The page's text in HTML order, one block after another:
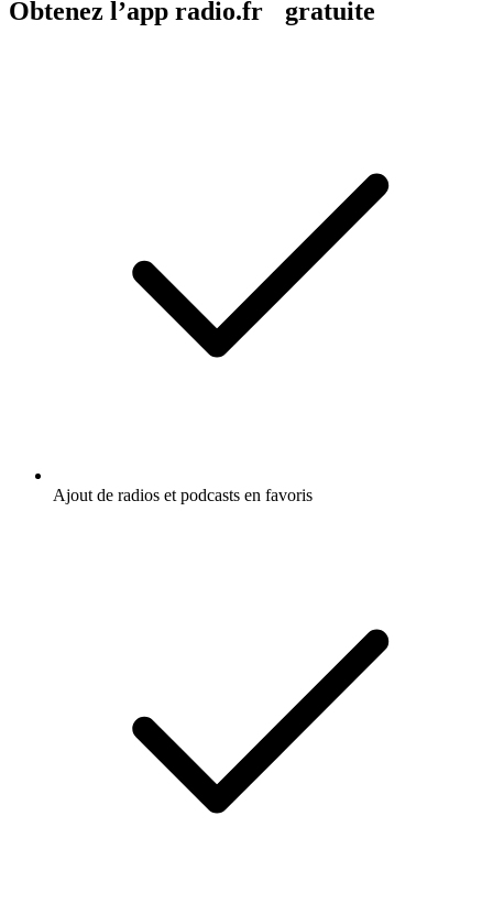
Obtenez l’app radio.fr gratuite
Ajout de radios et podcasts en favoris